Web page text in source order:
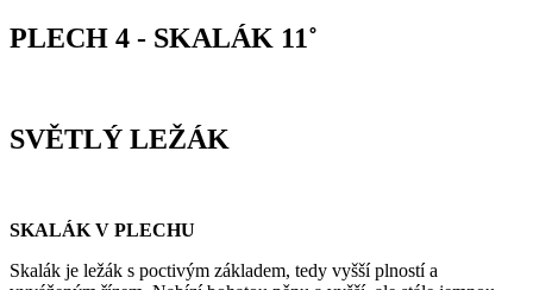
PLECH 4 - SKALÁK 11˚
SVĚTLÝ LEŽÁK
SKALÁK V PLECHU
Skalák je ležák s poctivým základem, tedy vyšší plností a